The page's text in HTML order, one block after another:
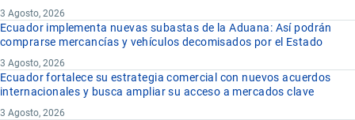
3 Agosto, 2026
Ecuador implementa nuevas subastas de la Aduana: Así podrán
comprarse mercancías y vehículos decomisados por el Estado
3 Agosto, 2026
Ecuador fortalece su estrategia comercial con nuevos acuerdos
internacionales y busca ampliar su acceso a mercados clave
3 Agosto, 2026